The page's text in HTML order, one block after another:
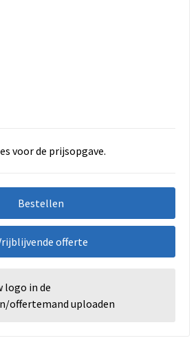
voor de prijsopgave.
Bestellen
offerte
logo in de
offertemand uploaden